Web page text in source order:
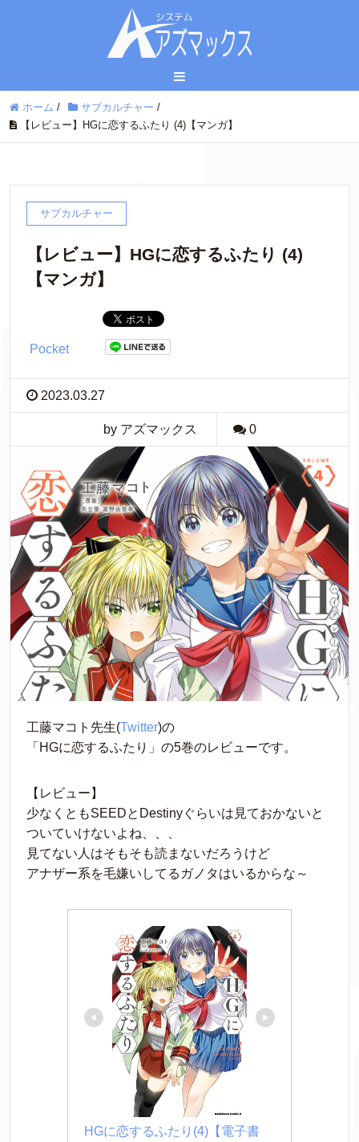
ホーム / サブカルチャー /
【レビュー】HGに恋するふたり (4)【マンガ】
サブカルチャー
【レビュー】HGに恋するふたり (4)
【マンガ】
Pocket
2023.03.27
by アズマックス 0
工藤マコト先生(Twitter)の
「HGに恋するふたり」の5巻のレビューです。
【レビュー】
少なくともSEEDとDestinyぐらいは見ておかないと
ついていけないよね、、、
見てない人はそもそも読まないだろうけど
アナザー系を毛嫌いしてるガノタはいるからな～
HGに恋するふたり(4)【電子書